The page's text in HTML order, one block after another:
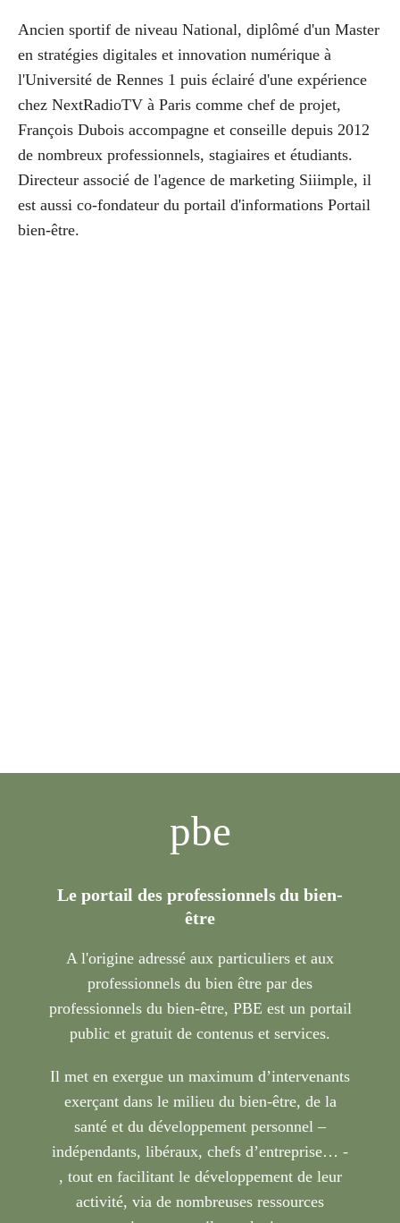
Ancien sportif de niveau National, diplômé d'un Master
en stratégies digitales et innovation numérique à
l'Université de Rennes 1 puis éclairé d'une expérience
chez NextRadioTV à Paris comme chef de projet,
François Dubois accompagne et conseille depuis 2012
de nombreux professionnels, stagiaires et étudiants.
Directeur associé de l'agence de marketing Siiimple, il
est aussi co-fondateur du portail d'informations Portail
bien-être.
pbe
Le portail des professionnels du bien-
être
A l'origine adressé aux particuliers et aux
professionnels du bien être par des
professionnels du bien-être, PBE est un portail
public et gratuit de contenus et services.
Il met en exergue un maximum d’intervenants
exerçant dans le milieu du bien-être, de la
santé et du développement personnel –
indépendants, libéraux, chefs d’entreprise… -
, tout en facilitant le développement de leur
activité, via de nombreuses ressources